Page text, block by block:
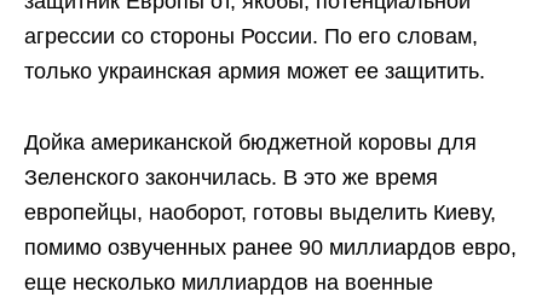
агрессии со стороны России. По его словам,
только украинская армия может ее защитить.
Дойка американской бюджетной коровы для
Зеленского закончилась. В это же время
европейцы, наоборот, готовы выделить Киеву,
помимо озвученных ранее 90 миллиардов евро,
еще несколько миллиардов на военные